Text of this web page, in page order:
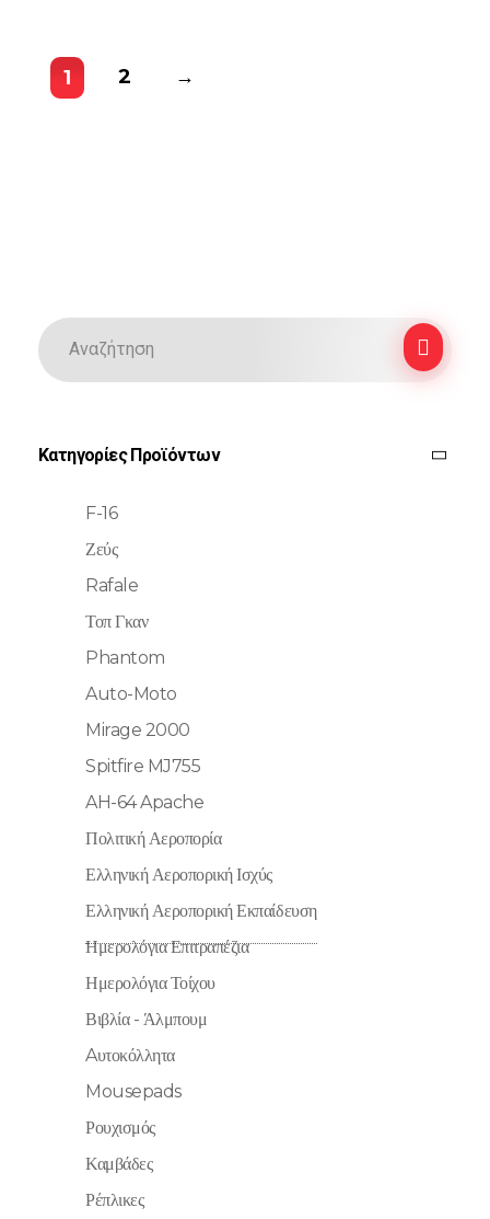
1 2 →
Κατηγορίες Προϊόντων
F-16
Ζεύς
Rafale
Τοπ Γκαν
Phantom
Auto-Moto
Mirage 2000
Spitfire MJ755
AH-64 Apache
Πολιτική Αεροπορία
Ελληνική Αεροπορική Ισχύς
Ελληνική Αεροπορική Εκπαίδευση
Ημερολόγια Επιτραπέζια
Ημερολόγια Τοίχου
Βιβλία - Άλμπουμ
Aυτοκόλλητα
Mousepads
Ρουχισμός
Καμβάδες
Ρέπλικες